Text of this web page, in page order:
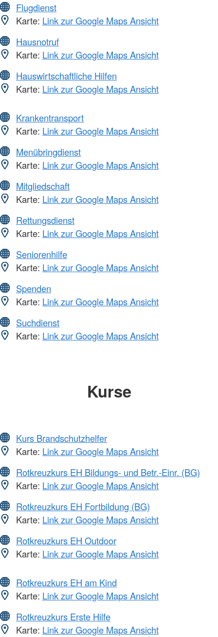
Flugdienst
Karte: Link zur Google Maps Ansicht
Hausnotruf
Karte: Link zur Google Maps Ansicht
Hauswirtschaftliche Hilfen
Karte: Link zur Google Maps Ansicht
Krankentransport
Karte: Link zur Google Maps Ansicht
Menübringdienst
Karte: Link zur Google Maps Ansicht
Mitgliedschaft
Karte: Link zur Google Maps Ansicht
Rettungsdienst
Karte: Link zur Google Maps Ansicht
Seniorenhilfe
Karte: Link zur Google Maps Ansicht
Spenden
Karte: Link zur Google Maps Ansicht
Suchdienst
Karte: Link zur Google Maps Ansicht
Kurse
Kurs Brandschutzhelfer
Karte: Link zur Google Maps Ansicht
Rotkreuzkurs EH Bildungs- und Betr.-Einr. (BG)
Karte: Link zur Google Maps Ansicht
Rotkreuzkurs EH Fortbildung (BG)
Karte: Link zur Google Maps Ansicht
Rotkreuzkurs EH Outdoor
Karte: Link zur Google Maps Ansicht
Rotkreuzkurs EH am Kind
Karte: Link zur Google Maps Ansicht
Rotkreuzkurs Erste Hilfe
Karte: Link zur Google Maps Ansicht